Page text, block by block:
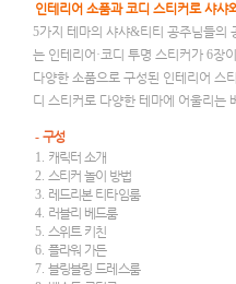
인테리어 소품과 코디 스티커로 샤샤
5가지 테마의 샤샤&티티 공주님들의
는 인테리어 ·코디 투명 스티커가 6장
다양한 소품으로 구성된 인테리어 스
디 스티커로 다양한 테마에 어울리는
- 구성
1. 캐릭터 소개
2. 스티커 놀이 방법
3. 레드리본 티타임룸
4. 러블리 베드룸
5. 스위트 키친
6. 플라워 가든
7. 블링블링 드레스룸